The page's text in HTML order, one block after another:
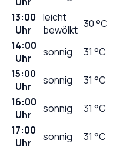
13:00
Uhr
leicht
bewölkt 30°C
14:00
Uhr
sonnig 31 °C
15:00
Uhr
sonnig 31 °C
16:00
Uhr
sonnig 31 °C
17:00
Uhr
sonnig 31 °C